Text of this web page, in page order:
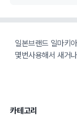
일본브랜드 일마키
몇번사용해서 새거
카테고리